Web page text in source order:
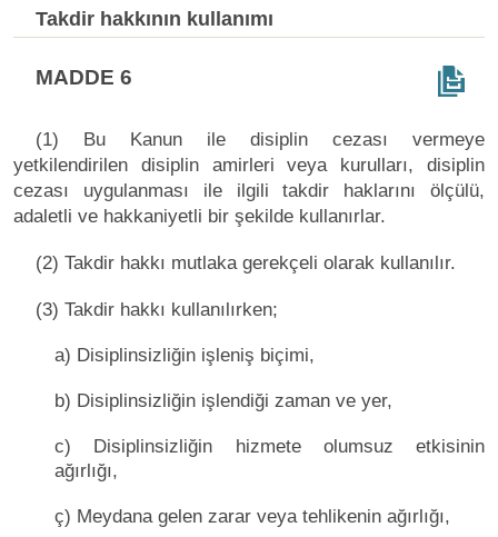
Takdir hakkının kullanımı
MADDE 6
(1) Bu Kanun ile disiplin cezası vermeye
yetkilendirilen disiplin amirleri veya kurulları, disiplin
cezası uygulanması ile ilgili takdir haklarını ölçülü,
adaletli ve hakkaniyetli bir şekilde kullanırlar.
(2) Takdir hakkı mutlaka gerekçeli olarak kullanılır.
(3) Takdir hakkı kullanılırken;
a) Disiplinsizliğin işleniş biçimi,
b) Disiplinsizliğin işlendiği zaman ve yer,
c) Disiplinsizliğin hizmete olumsuz etkisinin
ağırlığı,
ç) Meydana gelen zarar veya tehlikenin ağırlığı,